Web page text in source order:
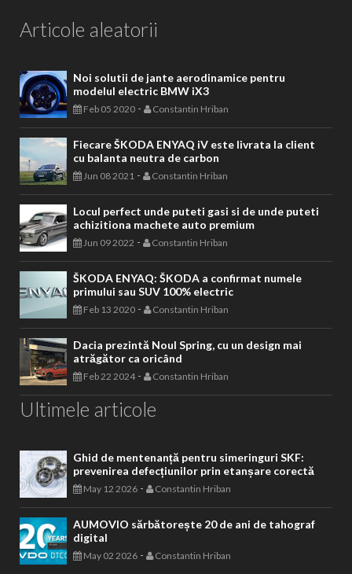
Articole aleatorii
Noi solutii de jante aerodinamice pentru
modelul electric BMW iX3
Feb 05 2020 - Constantin Hriban
Fiecare ŠKODA ENYAQ iV este livrata la client
cu balanta neutra de carbon
Jun 08 2021 - Constantin Hriban
Locul perfect unde puteti gasi si de unde puteti
achizitiona machete auto premium
Jun 09 2022 - Constantin Hriban
ŠKODA ENYAQ: ŠKODA a confirmat numele
primului sau SUV 100% electric
Feb 13 2020 - Constantin Hriban
Dacia prezintă Noul Spring, cu un design mai
atrăgător ca oricând
Feb 22 2024- Constantin Hriban
Ultimele articole
Ghid de mentenanță pentru simeringuri SKF:
prevenirea defecțiunilor prin etanșare corectă
May 12 2026 - Constantin Hriban
AUMOVIO sărbătorește 20 de ani de tahograf
digital
May 02 2026 - Constantin Hriban